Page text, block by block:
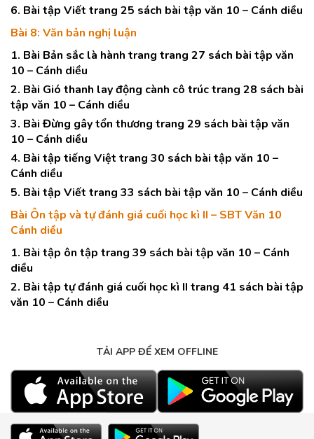
6. Bài tập Viết trang 25 sách bài tập văn 10 – Cánh diều
Bài 8: Văn bản nghị luận
1. Bài Bản sắc là hành trang trang 27 sách bài tập văn
10 – Cánh diều
2. Bài Gió thanh lay động cành cô trúc trang 28 sách bài
tập văn 10 – Cánh diều
3. Bài Đừng gây tổn thương trang 29 sách bài tập văn
10 – Cánh diều
4. Bài tập tiếng Việt trang 30 sách bài tập văn 10 –
Cánh diều
5. Bài tập Viết trang 33 sách bài tập văn 10 – Cánh diều
Bài Ôn tập và tự đánh giá cuối học kì II – SBT Văn 10
Cánh diều
1. Bài tập ôn tập trang 39 sách bài tập văn 10 – Cánh
diều
2. Bài tập tự đánh giá cuối học kì II trang 41 sách bài tập
văn 10 – Cánh diều
TẢI APP ĐỂ XEM OFFLINE